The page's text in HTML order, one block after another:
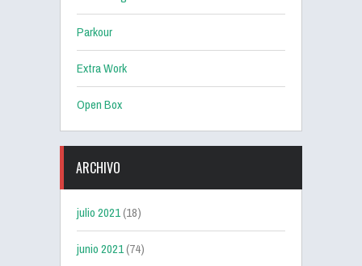
Parkour
Extra Work
Open Box
ARCHIVO
julio 2021(18)
junio 2021(74)